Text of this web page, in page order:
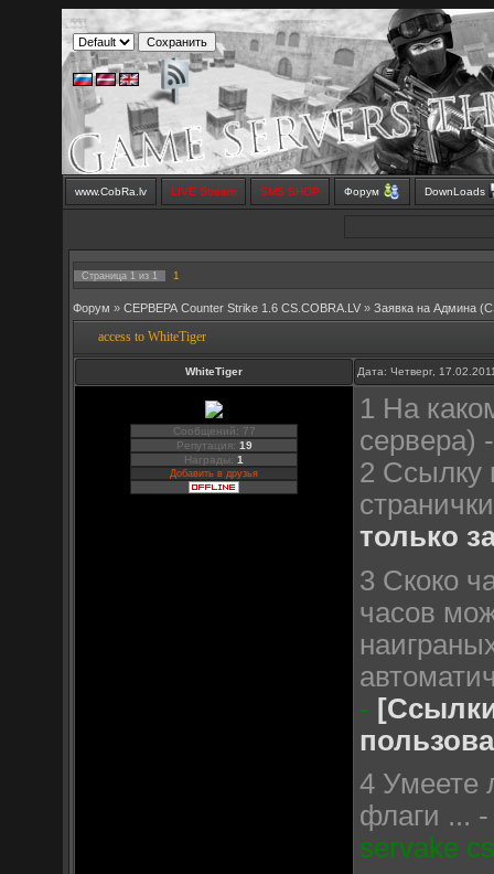
www.CobRa.lv LIVE Stream SMS SHOP Форум DownLoads
Страница 1 из 1 1
Форум » СЕРВЕРА Counter Strike 1.6 CS.COBRA.LV » Заявка на Aдмина
access to WhiteTiger
WhiteTiger Дата: Четверг,
Сообщений: 77
Репутация: 19
Награды:1
Добавить в друзья
1 На
сервера)
2 Ссылку
только
3 Скоко
часов
-
4 Умеете
флаги ...
servake